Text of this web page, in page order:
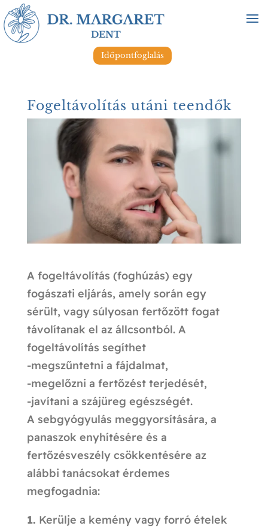
Időpontfoglalás
Fogeltávolítás utáni teendők
A fogeltávolítás (foghúzás) egy
fogászati eljárás, amely során egy
sérült, vagy súlyosan fertőzött fogat
távolítanak el az állcsontból. A
fogeltávolítás segíthet
-megszűntetni a fájdalmat,
-megelőzni a fertőzést terjedését,
-javítani a szájüreg egészségét.
A sebgyógyulás meggyorsítására, a
panaszok enyhítésére és a
fertőzésveszély csökkentésére az
alábbi tanácsokat érdemes
megfogadnia:
1. Kerülje a kemény vagy forró ételek